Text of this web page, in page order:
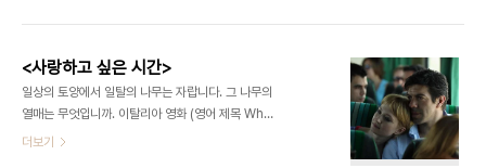
즈 마지막 편인 에서 문제는 아이들이 아니라 세상입
달한 로맨틱 코미디가 지겨워질지도 모르겠다. 아무
튼 아래 글의 결론은 아래 사진처럼 앉아있는 여자를
기다리게 하지 말라는 것! 시라노는 필요합니까. 첫사
랑 찾기 사무소를 열어야 했습니까. 과 는 로맨틱 코
미디라는 것 말고도 공통점이 있습니다. 모두 일종의
<사랑하고 싶은 시간>
일상의 토양에서 일탈의 나무는 자랍니다. 그 나무의
열매는 무엇입니까. 이탈리아 영화 (영어 제목 What
more do I want)은 흔한 소재인 ‘불륜’을 다룹니
더보기